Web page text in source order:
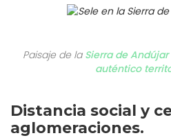
Paisaje de la Sierra de
auténtico
Distancia social y
aglomeraciones.